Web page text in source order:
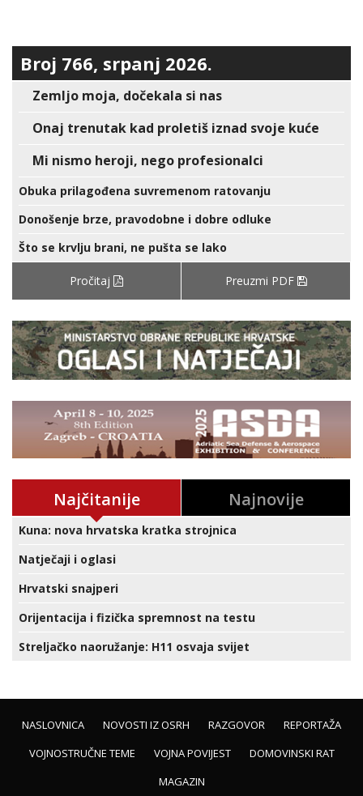
Broj 766, srpanj 2026.
Zemljo moja, dočekala si nas
Onaj trenutak kad proletiš iznad svoje kuće
Mi nismo heroji, nego profesionalci
Obuka prilagođena suvremenom ratovanju
Donošenje brze, pravodobne i dobre odluke
Što se krvlju brani, ne pušta se lako
Pročitaj Preuzmi PDF
Najčitanije Najnovije
Kuna: nova hrvatska kratka strojnica
Natječaji i oglasi
Hrvatski snajperi
Orijentacija i fizička spremnost na testu
Streljačko naoružanje: H11 osvaja svijet
NASLOVNICA NOVOSTI IZ OSRH RAZGOVOR
REPORTAŽA
VOJNOSTRUČNE TEME
VOJNA POVIJEST
DOMOVINSKI RAT
MAGAZIN